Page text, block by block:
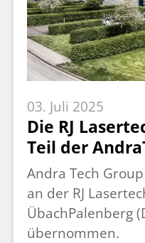
03. Juli 2025
Die RJ
Teil der
Andra Tech
an der RJ
ÜbachPalenberg
übernommen.